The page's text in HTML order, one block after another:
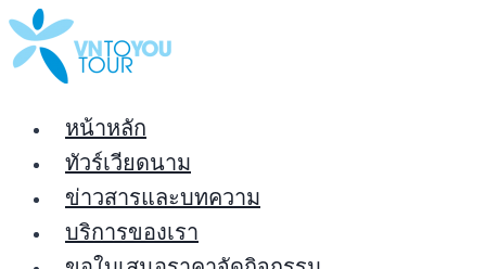
Skip
to
content
หน้าหลัก
ทัวร์เวียดนาม
ข่าวสารและบทความ
บริการของเรา